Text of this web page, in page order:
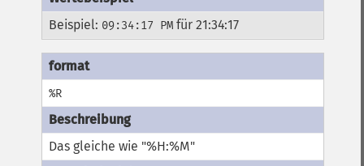
Beispiel: 09:34:17 PM für 21:34:17
%R
Das gleiche wie "%H:%M"